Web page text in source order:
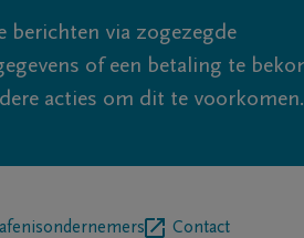
berichten via zogezegde
of een betaling te
acties om dit te voorkomen.
Contact